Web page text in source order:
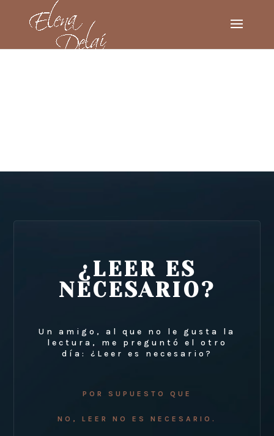
¿LEER ES
NECESARIO?
Un amigo, al que no le gusta la
lectura, me preguntó el otro
día: ¿Leer es necesario?
POR SUPUESTO QUE
NO, LEER NO ES NECESARIO.